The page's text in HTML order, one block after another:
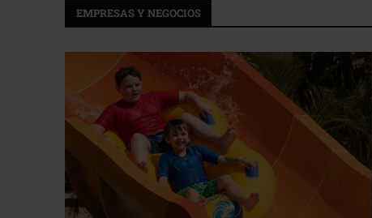
EMPRESAS Y NEGOCIOS